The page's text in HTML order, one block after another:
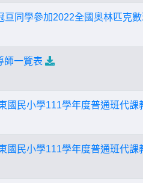
亘同學參加2022全國奧林匹克
師一覽表
國民小學111學年度普通班代課
國民小學111學年度普通班代